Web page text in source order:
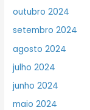
outubro 2024
setembro 2024
agosto 2024
julho 2024
junho 2024
maio 2024